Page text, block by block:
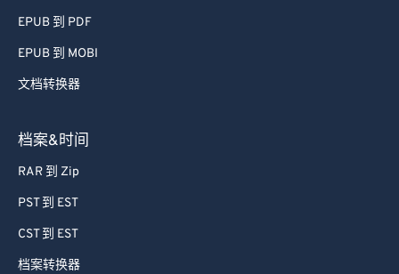
EPUB 到 PDF
EPUB 到 MOBI
文档转换器
档案&时间
RAR 到 Zip
PST 到 EST
CST 到 EST
档案转换器